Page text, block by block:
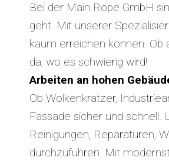
Bei der Main Rope GmbH
geht. Mit unserer
kaum erreichen können.
da, wo es schwierig wird!
Arbeiten an hohen
Ob Wolkenkratzer,
Fassade sicher und schnell.
Reinigungen, Reparaturen,
durchzuführen. Mit